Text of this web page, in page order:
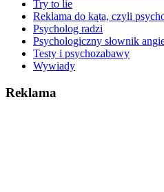
Try to lie
Reklama do kąta, czyli
Psycholog radzi
Psychologiczny słownik
Testy i psychozabawy
Wywiady
Reklama